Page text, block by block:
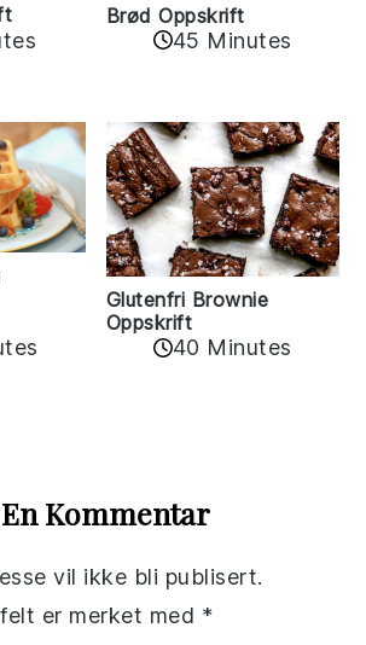
Brød Oppskrift
45 Minutes
Glutenfri Brownie
Oppskrift
40 Minutes
Kommentar
vil ikke bli publisert.
er merket med *